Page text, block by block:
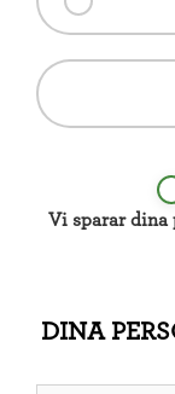
Vi sparar dina
DINA